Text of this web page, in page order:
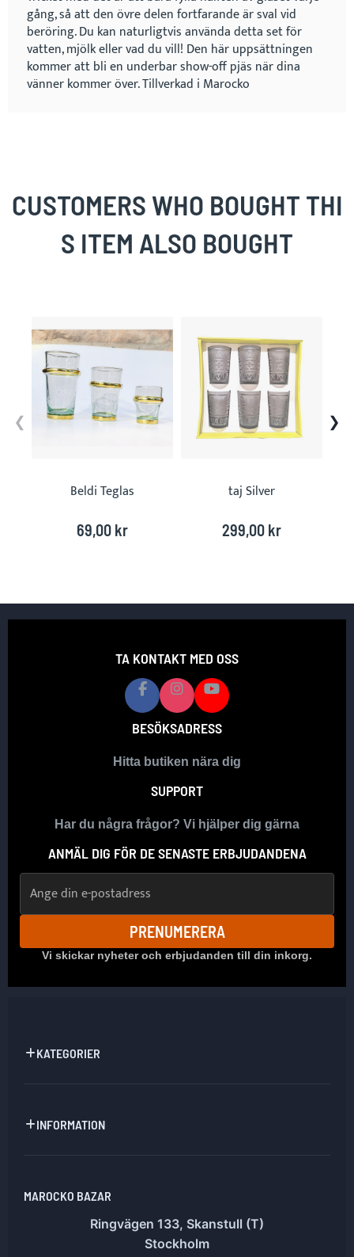
gång, så att den övre delen fortfarande är sval vid
beröring. Du kan naturligtvis använda detta set för
vatten, mjölk eller vad du vill! Den här uppsättningen
kommer att bli en underbar show-off pjäs när dina
vänner kommer över. Tillverkad i Marocko
CUSTOMERS WHO BOUGHT THI
S ITEM ALSO BOUGHT
carousel
Beldi Teglas
69,00 kr
taj Silver
299,00 kr
TA KONTAKT MED OSS
BESÖKSADRESS
Hitta butiken nära dig
SUPPORT
Har du några frågor? Vi hjälper dig gärna
ANMÄL DIG FÖR DE SENASTE ERBJUDANDENA
PRENUMERERA
Vi skickar nyheter och erbjudanden till din inkorg.
KATEGORIER
INFORMATION
MAROCKO BAZAR
Ringvägen 133, Skanstull (T)
Stockholm